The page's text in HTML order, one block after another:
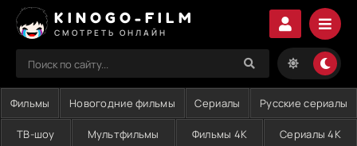
KINOGO-FILM
СМОТРЕТЬ ОНЛАЙН
Фильмы Новогодние фильмы Сериалы Русские сериалы
ТВ-шоу Мультфильмы Фильмы 4K Сериалы 4K